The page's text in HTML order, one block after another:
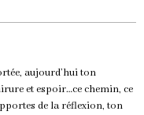
aujourd’hui ton
et espoir…ce chemin, ce
de la réflexion, ton